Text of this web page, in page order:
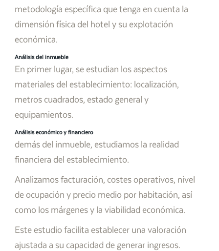
metodología específica que tenga en cuenta la
dimensión física del hotel y su explotación
económica.
Análisis del inmueble
En primer lugar, se estudian los aspectos
materiales del establecimiento: localización,
metros cuadrados, estado general y
equipamientos.
Análisis económico y financiero
demás del inmueble, estudiamos la realidad
financiera del establecimiento.
Analizamos facturación, costes operativos, nivel
de ocupación y precio medio por habitación, así
como los márgenes y la viabilidad económica.
Este estudio facilita establecer una valoración
ajustada a su capacidad de generar ingresos.